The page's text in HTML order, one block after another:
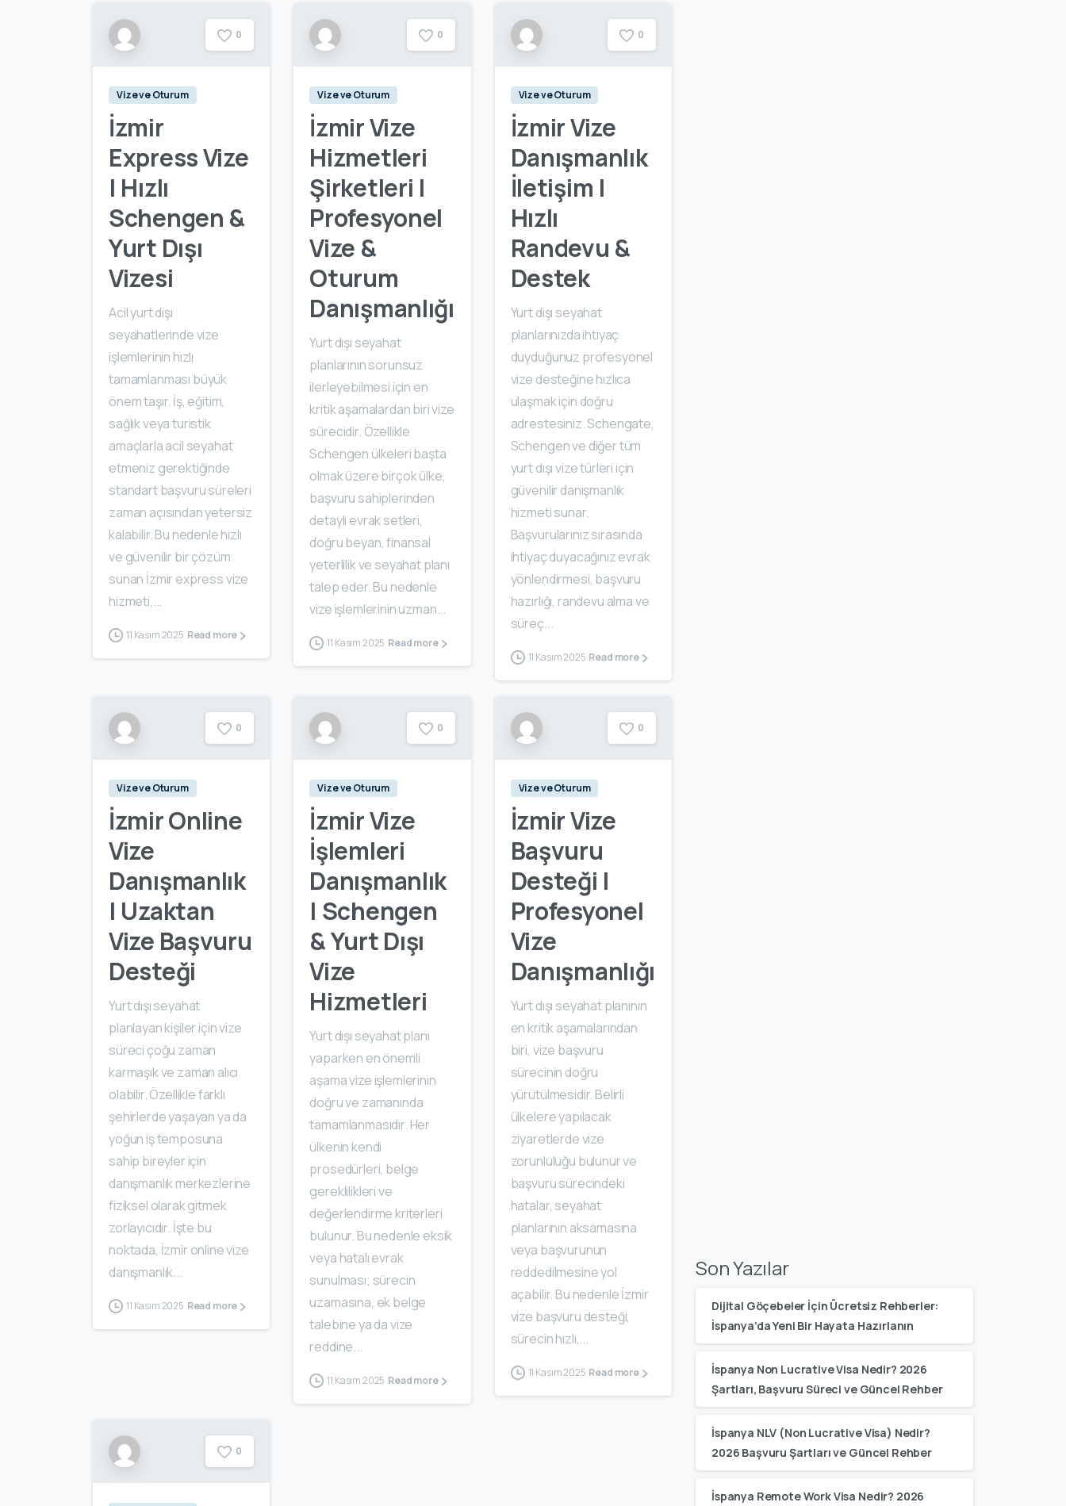
0
Vize ve Oturum
İzmir
Express Vize
| Hızlı
Schengen &
Yurt Dışı
Vizesi
Acil yurt dışı
seyahatlerinde vize
işlemlerinin hızlı
tamamlanması büyük
önem taşır. İş, eğitim,
sağlık veya turistik
amaçlarla acil seyahat
etmeniz gerektiğinde
standart başvuru süreleri
zaman açısından yetersiz
kalabilir. Bu nedenle hızlı
ve güvenilir bir çözüm
sunan İzmir express vize
hizmeti,...
11 Kasım 2025 Read more
0
Vize ve Oturum
İzmir Vize
Hizmetleri
Şirketleri |
Profesyonel
Vize &
Oturum
Danışmanlığı
Yurt dışı seyahat
planlarının sorunsuz
ilerleyebilmesi için en
kritik aşamalardan biri vize
sürecidir. Özellikle
Schengen ülkeleri başta
olmak üzere birçok ülke,
başvuru sahiplerinden
detaylı evrak setleri,
doğru beyan, finansal
yeterlilik ve seyahat planı
talep eder. Bu nedenle
vize işlemlerinin uzman...
11 Kasım 2025 Read more
0
Vize ve Oturum
İzmir Vize
Danışmanlık
İletişim |
Hızlı
Randevu &
Destek
Yurt dışı seyahat
planlarınızda ihtiyaç
duyduğunuz profesyonel
vize desteğine hızlıca
ulaşmak için doğru
adrestesiniz. Schengate,
Schengen ve diğer tüm
yurt dışı vize türleri için
güvenilir danışmanlık
hizmeti sunar.
Başvurularınız sırasında
ihtiyaç duyacağınız evrak
yönlendirmesi, başvuru
hazırlığı, randevu alma ve
süreç...
11 Kasım 2025 Read more
0
Vize ve Oturum
İzmir Online
Vize
Danışmanlık
| Uzaktan
Vize Başvuru
Desteği
Yurt dışı seyahat
planlayan kişiler için vize
süreci çoğu zaman
karmaşık ve zaman alıcı
olabilir. Özellikle farklı
şehirlerde yaşayan ya da
yoğun iş temposuna
sahip bireyler için
danışmanlık merkezlerine
fiziksel olarak gitmek
zorlayıcıdır. İşte bu
noktada, İzmir online vize
danışmanlık...
11 Kasım 2025 Read more
0
Vize ve Oturum
İzmir Vize
İşlemleri
Danışmanlık
| Schengen
& Yurt Dışı
Vize
Hizmetleri
Yurt dışı seyahat planı
yaparken en önemli
aşama vize işlemlerinin
doğru ve zamanında
tamamlanmasıdır. Her
ülkenin kendi
prosedürleri, belge
gereklilikleri ve
değerlendirme kriterleri
bulunur. Bu nedenle eksik
veya hatalı evrak
sunulması; sürecin
uzamasına, ek belge
talebine ya da vize
reddine...
11 Kasım 2025 Read more
0
Vize ve Oturum
İzmir Vize
Başvuru
Desteği |
Profesyonel
Vize
Danışmanlığı
Yurt dışı seyahat planının
en kritik aşamalarından
biri, vize başvuru
sürecinin doğru
yürütülmesidir. Belirli
ülkelere yapılacak
ziyaretlerde vize
zorunluluğu bulunur ve
başvuru sürecindeki
hatalar, seyahat
planlarının aksamasına
veya başvurunun
reddedilmesine yol
açabilir. Bu nedenle İzmir
vize başvuru desteği,
sürecin hızlı,...
11 Kasım 2025 Read more
0
Son Yazılar
Dijital Göçebeler İçin Ücretsiz Rehberler:
İspanya’da Yeni Bir Hayata Hazırlanın
İspanya Non Lucrative Visa Nedir? 2026
Şartları, Başvuru Süreci ve Güncel Rehber
İspanya NLV (Non Lucrative Visa) Nedir?
2026 Başvuru Şartları ve Güncel Rehber
İspanya Remote Work Visa Nedir? 2026